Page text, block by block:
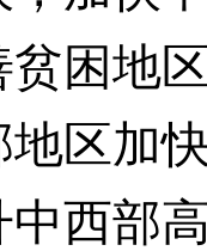
困地
区加
中西部